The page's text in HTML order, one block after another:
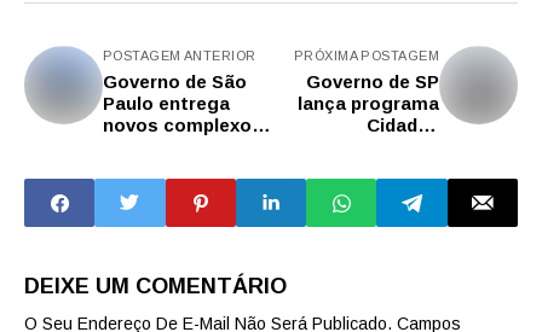
POSTAGEM ANTERIOR
Governo de São
Paulo entrega
novos complexos
em Ribeirão Preto
PRÓXIMA POSTAGEM
Governo de SP
lança programa
Cidades
com soluções
tecnológicas
inovadoras
DEIXE UM COMENTÁRIO
O Seu Endereço De E-Mail Não Será Publicado. Campos